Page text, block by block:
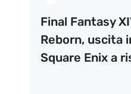
Final Fantasy
Reborn, uscita
Square Enix a